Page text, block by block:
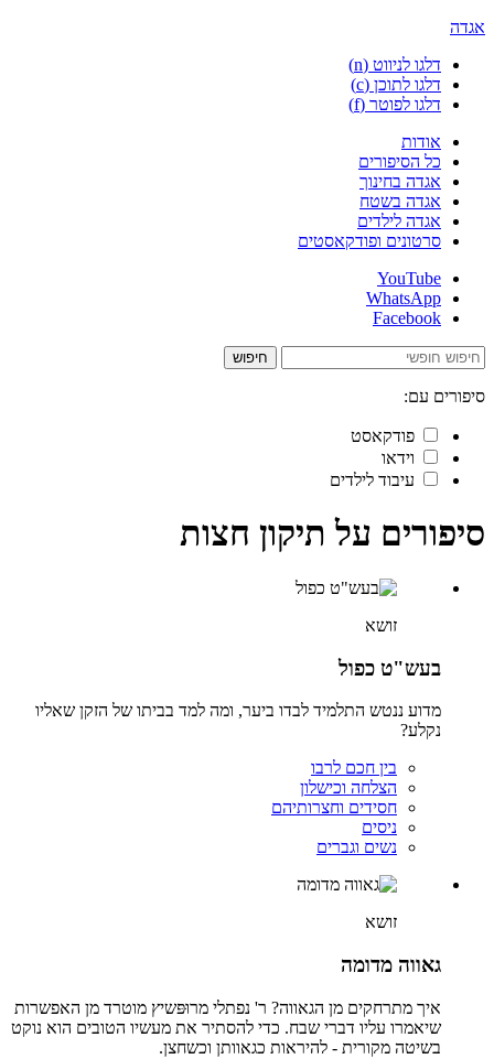
אגדה
דלגו לניווט (n)
דלגו לתוכן (c)
דלגו לפוטר (f)
אודות
כל הסיפורים
אגדה בחינוך
אגדה בשטח
אגדה לילדים
סרטונים ופודקאסטים
YouTube
WhatsApp
Facebook
חיפוש
סיפורים עם:
פודקאסט
וידאו
עיבוד לילדים
סיפורים על תיקון חצות
זושא
בעש"ט כפול
מדוע ננטש התלמיד לבדו ביער, ומה למד בביתו של הזקן שאליו
נקלע?
בין חכם לרבו
הצלחה וכישלון
חסידים וחצרותיהם
ניסים
נשים וגברים
זושא
גאווה מדומה
איך מתרחקים מן הגאווה? ר' נפתלי מרוּפּשיץ מוטרד מן האפשרות
שיאמרו עליו דברי שבח. כדי להסתיר את מעשיו הטובים הוא נוקט
בשיטה מקורית - להיראות כגאוותן וכשחצן.